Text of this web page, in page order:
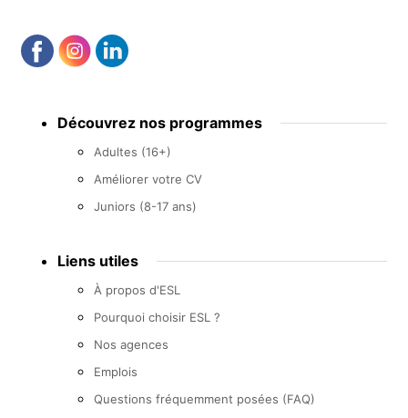
menu Découvrez nos programmes
Adultes (16+)
Améliorer votre CV
Juniors (8-17 ans)
Liens utiles
À propos d'ESL
Pourquoi choisir ESL ?
Nos agences
Emplois
Questions fréquemment posées (FAQ)